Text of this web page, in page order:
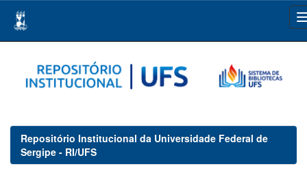
navigation
Repositório Institucional da Universidade Federal de
Sergipe - RI/UFS